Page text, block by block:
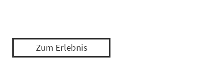
Zum Erlebnis